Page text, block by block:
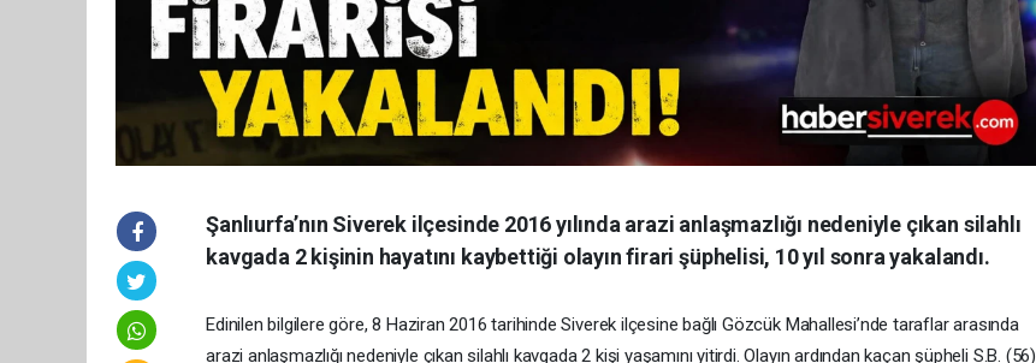
Şanlıurfa’nın Siverek ilçesinde 2016 yılında arazi anlaşmazlığı nedeniyle çıkan silahlı
kavgada 2 kişinin hayatını kaybettiği olayın firari şüphelisi, 10 yıl sonra yakalandı.
Edinilen bilgilere göre, 8 Haziran 2016 tarihinde Siverek ilçesine bağlı Gözcük Mahallesi’nde taraflar arasında
arazi anlaşmazlığı nedeniyle çıkan silahlı kavgada 2 kişi yaşamını yitirdi. Olayın ardından kaçan şüpheli S.B. (56)